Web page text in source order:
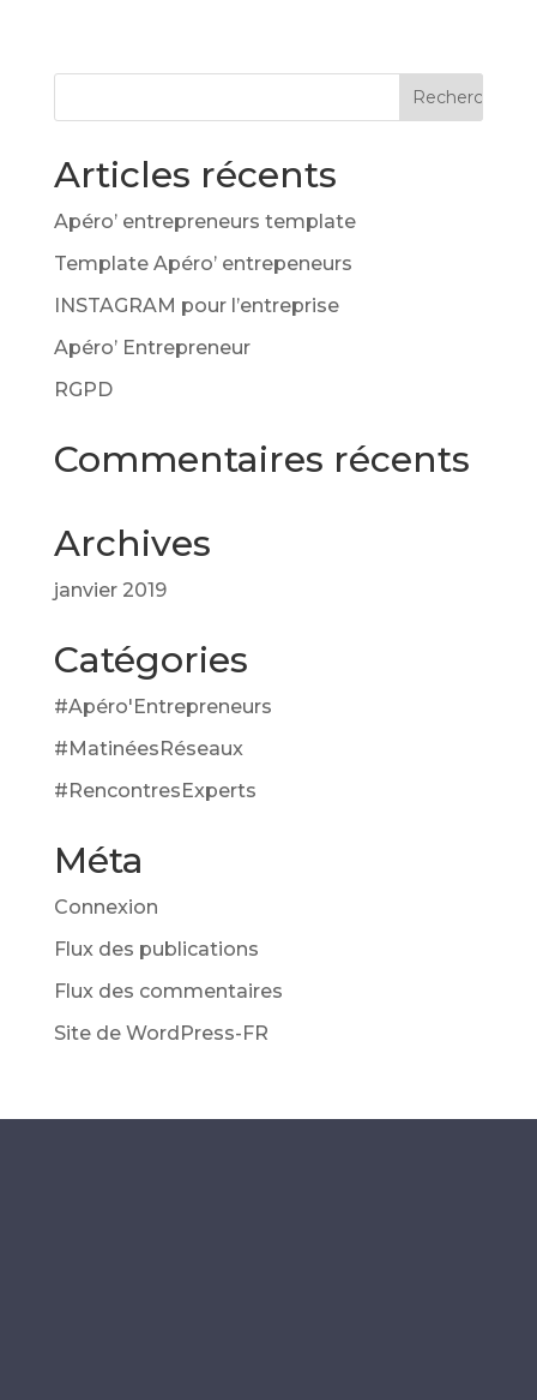
Articles récents
Apéro’ entrepreneurs template
Template Apéro’ entrepeneurs
INSTAGRAM pour l’entreprise
Apéro’ Entrepreneur
RGPD
Commentaires récents
Archives
janvier 2019
Catégories
#Apéro'Entrepreneurs
#MatinéesRéseaux
#RencontresExperts
Méta
Connexion
Flux des publications
Flux des commentaires
Site de WordPress-FR